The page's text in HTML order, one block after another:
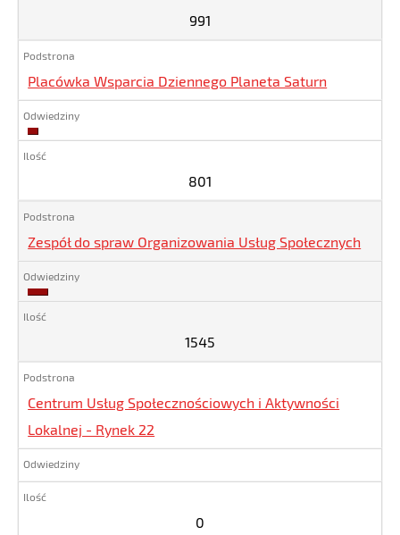
991
Placówka Wsparcia Dziennego Planeta Saturn
801
801
Zespół do spraw Organizowania Usług Społecznych
1545
1545
Centrum Usług Społecznościowych i Aktywności
Lokalnej - Rynek 22
0